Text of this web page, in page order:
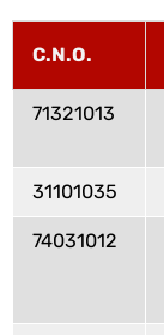
C.N.O.
71321013
31101035
74031012